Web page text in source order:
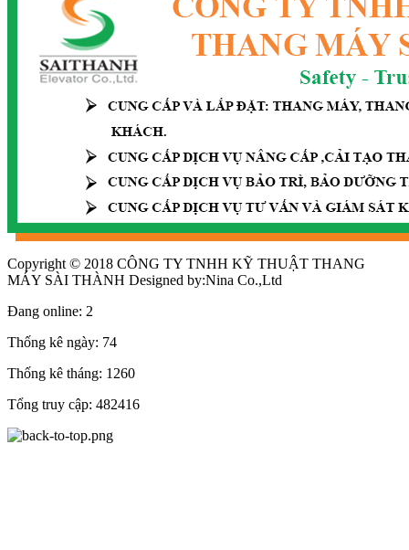
Copyright © 2018 CÔNG TY TNHH KỸ THUẬT THANG
MÁY SÀI THÀNH Designed by:Nina Co.,Ltd
Đang online: 2
Thống kê ngày: 74
Thống kê tháng: 1260
Tổng truy cập: 482416